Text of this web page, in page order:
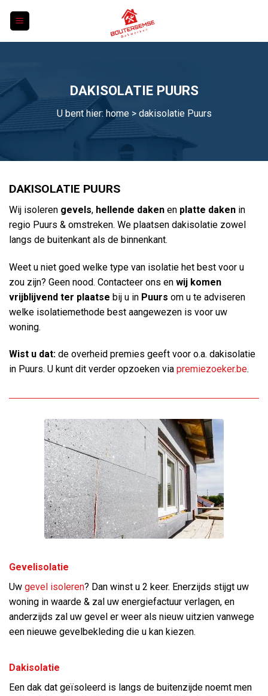
DAKISOLATIE PUURS
U bent hier: home> dakisolatie Puurs
DAKISOLATIE PUURS
Wij isoleren gevels, hellende daken en platte daken in
regio Puurs & omstreken. We plaatsen dakisolatie zowel
langs de buitenkant als de binnenkant.
Weet u niet goed welke type van isolatie het best voor u
zou zijn? Geen nood. Contacteer ons en wij komen
vrijblijvend ter plaatse bij u in Puurs om u te adviseren
welke isolatiemethode best aangewezen is voor uw
woning.
Wist u dat: de overheid premies geeft voor o.a. dakisolatie
in Puurs. U kunt dit verder opzoeken via premiezoeker.be.
Gevelisolatie
Uw gevel isoleren? Dan winst u 2 keer. Enerzijds stijgt uw
woning in waarde & zal uw energiefactuur verlagen, en
anderzijds zal uw gevel er weer als nieuw uitzien vanwege
een nieuwe gevelbekleding die u kan kiezen.
Dakisolatie
Een dak dat geïsoleerd is langs de buitenzijde noemt men